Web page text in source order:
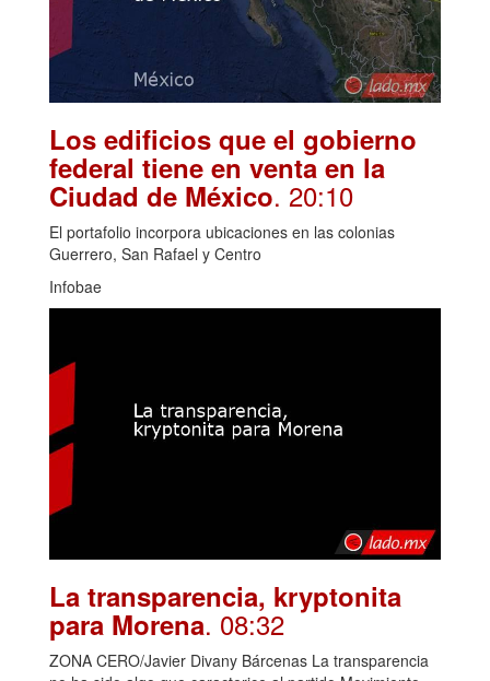
Los edificios que el gobierno
federal tiene en venta en la
Ciudad de México. 20:10
El portafolio incorpora ubicaciones en las colonias
Guerrero, San Rafael y Centro
Infobae
La transparencia, kryptonita
para Morena. 08:32
ZONA CERO/Javier Divany Bárcenas La transparencia